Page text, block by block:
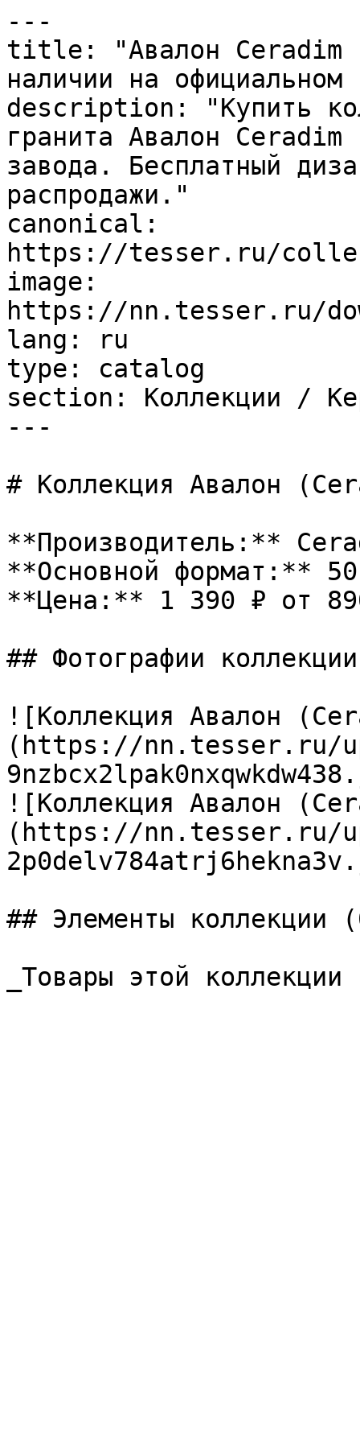
---
title: "Авалон Ceradim
наличии на
description: "Купить
гранита Авалон
завода. Бесплатный
распродажи."
canonical:
https://tesser.ru/
image:
https://nn.tesser.ru/
lang: ru
type: catalog
section: Коллекции /
---
# Коллекция Авалон
**Производитель:**
**Основной формат:** 50
**Цена:** 1 390 ₽ от
## Фотографии коллекции
![Коллекция Авалон
(https://nn.tesser.ru/
![Коллекция Авалон
(https://nn.tesser.ru/
## Элементы коллекции
_Товары этой